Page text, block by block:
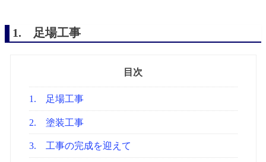
1. 足場工事
目次
1. 足場工事
2. 塗装工事
3. 工事の完成を迎えて